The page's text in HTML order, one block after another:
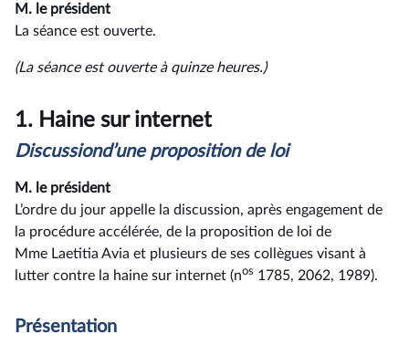
M. le président
La séance est ouverte.
(La séance est ouverte à quinze heures.)
1. Haine sur internet
Discussiond’une proposition de loi
M. le président
L’ordre du jour appelle la discussion, après engagement de
la procédure accélérée, de la proposition de loi de
Mme Laetitia Avia et plusieurs de ses collègues visant à
lutter contre la haine sur internet (nos 1785, 2062, 1989).
Présentation